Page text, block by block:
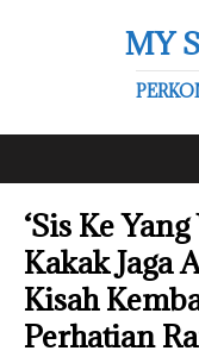
MY
‘Sis Ke
Kakak Jaga
Kisah
Perhatian